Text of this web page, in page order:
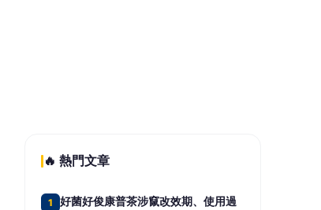
🔥 熱門文章
1
好菌好俊康普茶涉竄改效期、使用過